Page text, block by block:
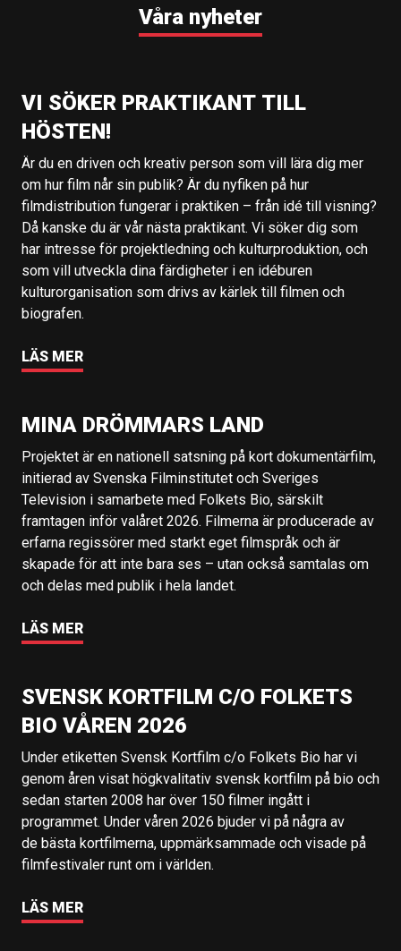
Våra nyheter
VI SÖKER PRAKTIKANT TILL
HÖSTEN!
Är du en driven och kreativ person som vill lära dig mer
om hur film når sin publik? Är du nyfiken på hur
filmdistribution fungerar i praktiken – från idé till visning?
Då kanske du är vår nästa praktikant. Vi söker dig som
har intresse för projektledning och kulturproduktion, och
som vill utveckla dina färdigheter i en idéburen
kulturorganisation som drivs av kärlek till filmen och
biografen.
LÄS MER
MINA DRÖMMARS LAND
Projektet är en nationell satsning på kort dokumentärfilm,
initierad av Svenska Filminstitutet och Sveriges
Television i samarbete med Folkets Bio, särskilt
framtagen inför valåret 2026. Filmerna är producerade av
erfarna regissörer med starkt eget filmspråk och är
skapade för att inte bara ses – utan också samtalas om
och delas med publik i hela landet.
LÄS MER
SVENSK KORTFILM C/O FOLKETS
BIO VÅREN 2026
Under etiketten Svensk Kortfilm c/o Folkets Bio har vi
genom åren visat högkvalitativ svensk kortfilm på bio och
sedan starten 2008 har över 150 filmer ingått i
programmet. Under våren 2026 bjuder vi på några av
de bästa kortfilmerna, uppmärksammade och visade på
filmfestivaler runt om i världen.
LÄS MER